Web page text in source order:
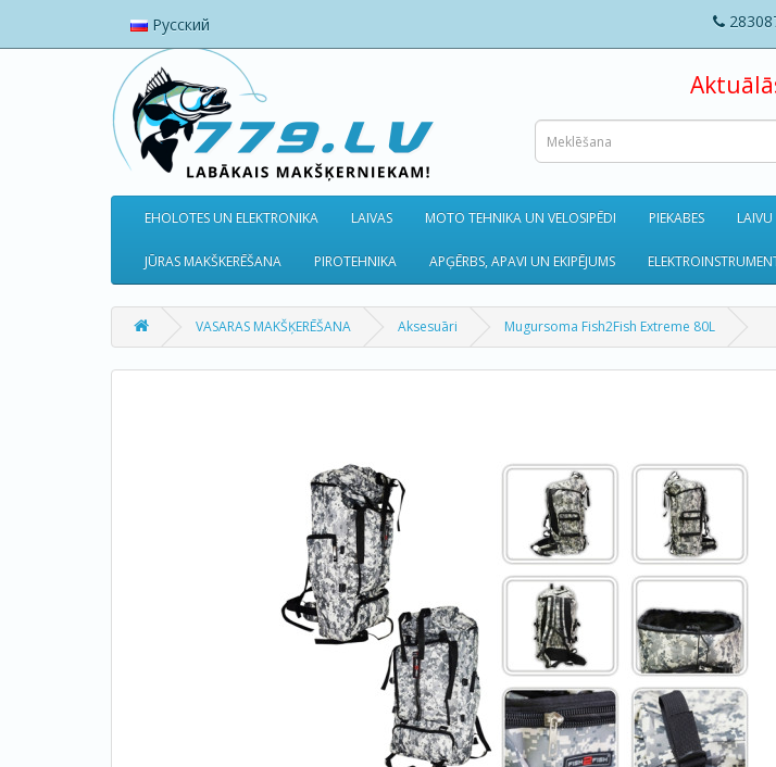
Русский
EHOLOTES UN ELEKTRONIKA LAIVAS MOTO TEHNIKA UN VELOSIPĒDI PIEKABES
JŪRAS MAKŠKERĒŠANA PIROTEHNIKA APĢĒRBS, APAVI UN EKIPĒJUMS
VASARAS MAKŠĶERĒŠANA Aksesuāri Mugursoma Fish2Fish Extreme 80L